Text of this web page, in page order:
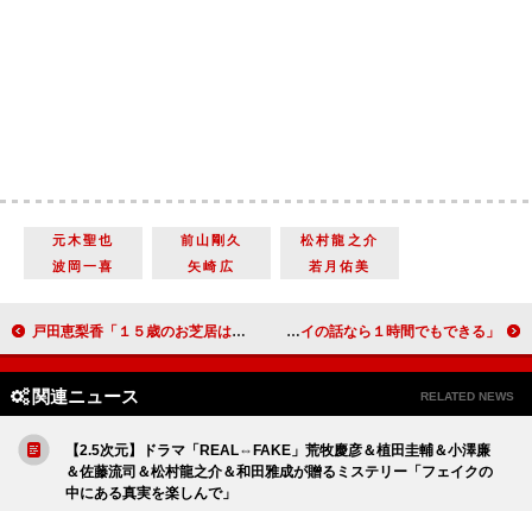
元木聖也 前山剛久
松村龍之介
波岡一喜
矢崎広 若月佑美
戸田恵梨香「１５歳のお芝居は息切れした」 朝ドラヒロインは「胸を張って演じたい」 ブラッド・ピット「人間の葛藤にスポットを当てられることが映画の魅力」 「コイの話なら１時間でもできる」
関連ニュース RELATED NEWS
【2.5次元】ドラマ「REAL⇔FAKE」荒牧慶彦＆植田圭輔＆小澤廉
＆佐藤流司＆松村龍之介＆和田雅成が贈るミステリー「フェイクの
中にある真実を楽しんで」